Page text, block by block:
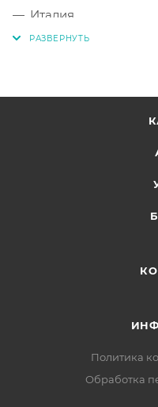
Италия
Политика
Обработка